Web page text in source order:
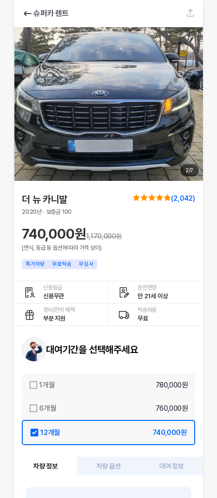
슈퍼카 렌트
2/7
더 뉴 카니발 (2,042)
2020년 · 보증금 100
740,000원1,170,000원
(연식, 등급 등 옵션에 따라 가격 상이)
특가차량 무료탁송 무심사
신용등급
신용무관
운전연령
만 21세 이상
정비/관리 혜택
부분 지원
탁송비용
무료
대여기간을 선택해주세요
1개월 780,000원
6개월 760,000원
12개월 740,000원
차량 정보 차량 옵션 대여 정보